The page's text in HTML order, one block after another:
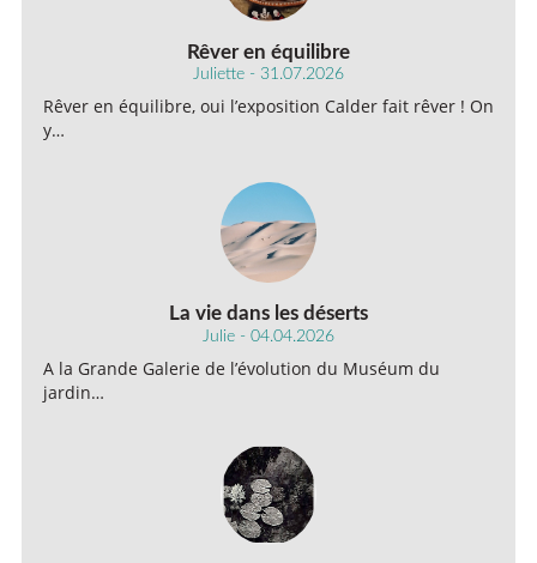
Rêver en équilibre
Juliette - 31.07.2026
Rêver en équilibre, oui l’exposition Calder fait rêver ! On
y…
La vie dans les déserts
Julie - 04.04.2026
A la Grande Galerie de l’évolution du Muséum du
jardin…